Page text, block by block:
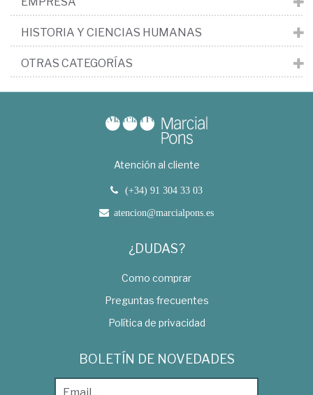
HISTORIA Y CIENCIAS HUMANAS
OTRAS CATEGORÍAS
Atención al cliente
(+34) 91 304 33 03
atencion@marcialpons.es
¿DUDAS?
Como comprar
Preguntas frecuentes
Política de privacidad
BOLETÍN DE NOVEDADES